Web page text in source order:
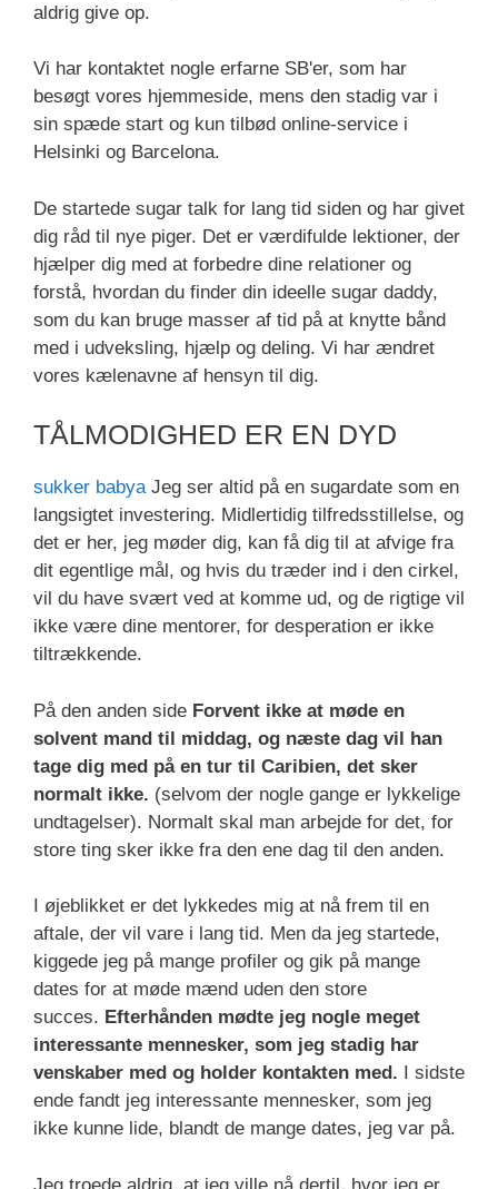
aldrig give op.
Vi har kontaktet nogle erfarne SB'er, som har
besøgt vores hjemmeside, mens den stadig var i
sin spæde start og kun tilbød online-service i
Helsinki og Barcelona.
De startede sugar talk for lang tid siden og har givet
dig råd til nye piger. Det er værdifulde lektioner, der
hjælper dig med at forbedre dine relationer og
forstå, hvordan du finder din ideelle sugar daddy,
som du kan bruge masser af tid på at knytte bånd
med i udveksling, hjælp og deling. Vi har ændret
vores kælenavne af hensyn til dig.
TÅLMODIGHED ER EN DYD
sukker babyaJeg ser altid på en sugardate som en
langsigtet investering. Midlertidig tilfredsstillelse, og
det er her, jeg møder dig, kan få dig til at afvige fra
dit egentlige mål, og hvis du træder ind i den cirkel,
vil du have svært ved at komme ud, og de rigtige vil
ikke være dine mentorer, for desperation er ikke
tiltrækkende.
På den anden side Forvent ikke at møde en
solvent mand til middag, og næste dag vil han
tage dig med på en tur til Caribien, det sker
normalt ikke. (selvom der nogle gange er lykkelige
undtagelser). Normalt skal man arbejde for det, for
store ting sker ikke fra den ene dag til den anden.
I øjeblikket er det lykkedes mig at nå frem til en
aftale, der vil vare i lang tid. Men da jeg startede,
kiggede jeg på mange profiler og gik på mange
dates for at møde mænd uden den store
succes. Efterhånden mødte jeg nogle meget
interessante mennesker, som jeg stadig har
venskaber med og holder kontakten med. I sidste
ende fandt jeg interessante mennesker, som jeg
ikke kunne lide, blandt de mange dates, jeg var på.
Jeg troede aldrig, at jeg ville nå dertil, hvor jeg er,